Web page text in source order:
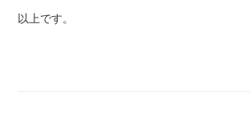
以上です。